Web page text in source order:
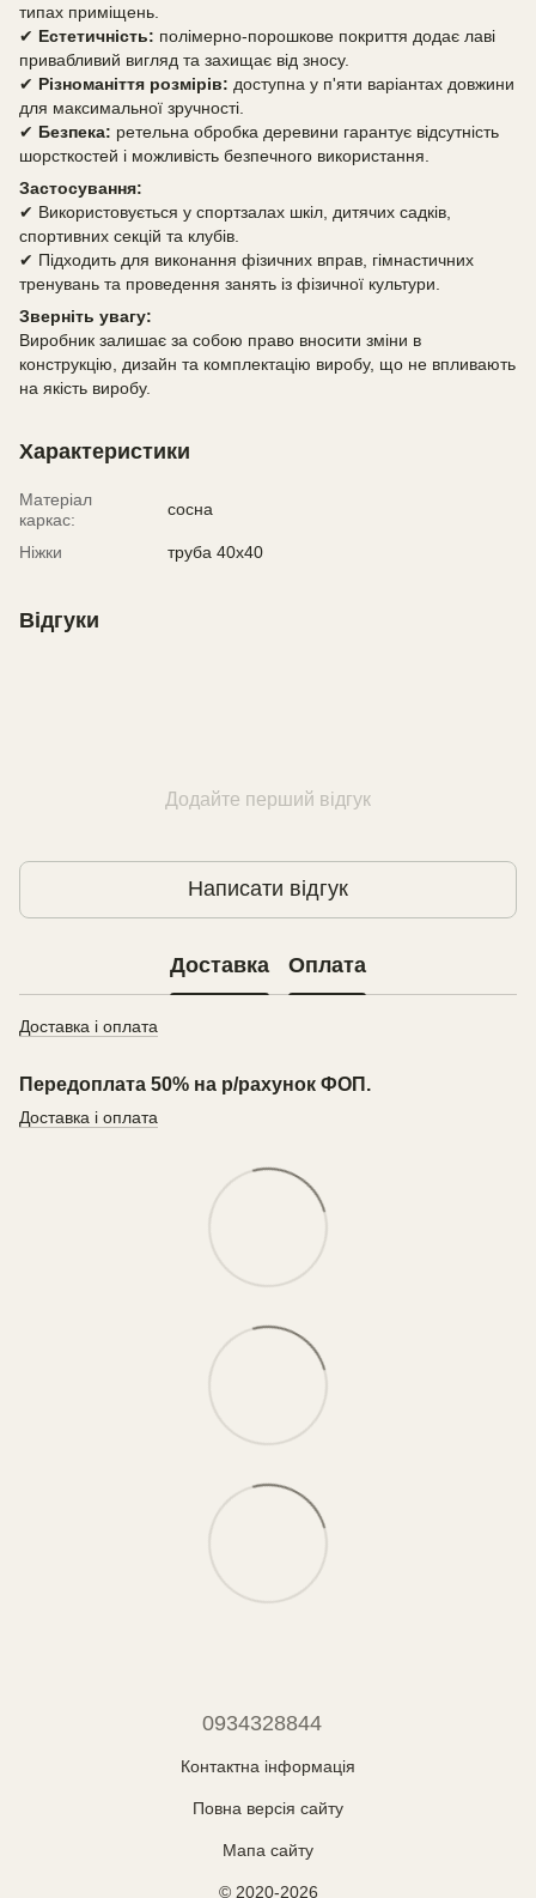
типах приміщень.
✔ Естетичність: полімерно-порошкове покриття додає лаві
привабливий вигляд та захищає від зносу.
✔ Різноманіття розмірів: доступна у п'яти варіантах довжини
для максимальної зручності.
✔ Безпека: ретельна обробка деревини гарантує відсутність
шорсткостей і можливість безпечного використання.
Застосування:
✔ Використовується у спортзалах шкіл, дитячих садків,
спортивних секцій та клубів.
✔ Підходить для виконання фізичних вправ, гімнастичних
тренувань та проведення занять із фізичної культури.
Зверніть увагу:
Виробник залишає за собою право вносити зміни в
конструкцію, дизайн та комплектацію виробу, що не впливають
на якість виробу.
Характеристики
Матеріал
каркас:
сосна
Ніжки труба 40х40
Відгуки
Додайте перший відгук
Написати відгук
Доставка Оплата
Доставка і оплата
Передоплата 50% на р/рахунок ФОП.
Доставка і оплата
0934328844
Контактна інформація
Повна версія сайту
Мапа сайту
© 2020-2026